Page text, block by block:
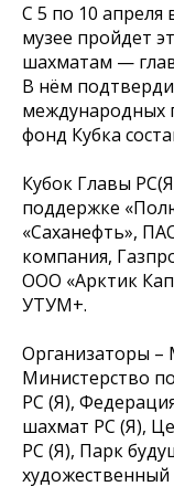
С 5 по 10
музее пройдет
шахматам —
В нём
международных
фонд Кубка
Кубок Главы
поддержке
«Саханефть»,
компания,
ООО «Арктик
УТУМ+.
Организаторы –
Министерство
РС (Я),
шахмат РС (Я),
РС (Я), Парк
художественный